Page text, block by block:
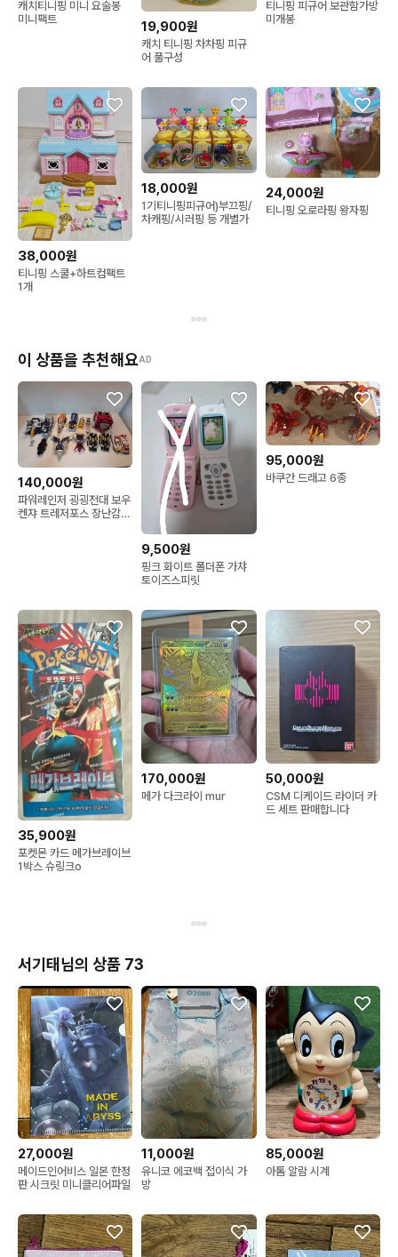
캐치티니핑 미니 요술봉
미니팩트
19,900원
캐치 티니핑 차차핑 피규
어 풀구성
티니핑 피규어 보관함가방
미개봉
38,000원
티니핑 스쿨+하트컴팩트
1개
18,000원
1기티니핑피규어)부끄핑/
차캐핑/시러핑 등 개별가
24,000원
티니핑 오로라핑 왕자핑
이 상품을 추천해요AD
140,000원
파워레인저 굉굉전대 보우
켄쟈 트레저포스 장난감일
9,500원
핑크 화이트 폴더폰 가챠
토이즈스피릿
95,000원
바쿠간 드래고 6종
35,900원
포켓몬 카드 메가브레이브
1박스 슈링크o
170,000원
메가 다크라이 mur
50,000원
CSM 디케이드 라이더 카
드 세트 판매합니다
서기태님의 상품 73
27,000원
메이드인어비스 일본 한정
판 시크릿 미니클리어파일
11,000원
유니코 에코백 접이식 가
방
85,000원
아톰 알람 시계